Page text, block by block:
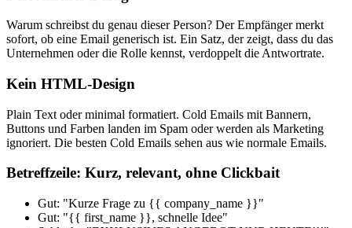
Warum schreibst du genau dieser Person? Der Empfänger merkt
sofort, ob eine Email generisch ist. Ein Satz, der zeigt, dass du das
Unternehmen oder die Rolle kennst, verdoppelt die Antwortrate.
Kein HTML-Design
Plain Text oder minimal formatiert. Cold Emails mit Bannern,
Buttons und Farben landen im Spam oder werden als Marketing
ignoriert. Die besten Cold Emails sehen aus wie normale Emails.
Betreffzeile: Kurz, relevant, ohne Clickbait
Gut: "Kurze Frage zu {{ company_name }}"
Gut: "{{ first_name }}, schnelle Idee"